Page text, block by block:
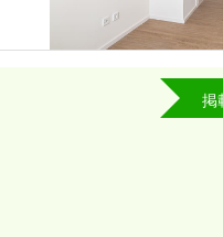
掲